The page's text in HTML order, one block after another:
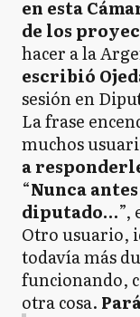
en esta
de los
hacer a la
escribió
sesión en
La frase
muchos
a
“Nunca
diputado…”,
Otro usuario,
todavía más
funcionando,
otra cosa.